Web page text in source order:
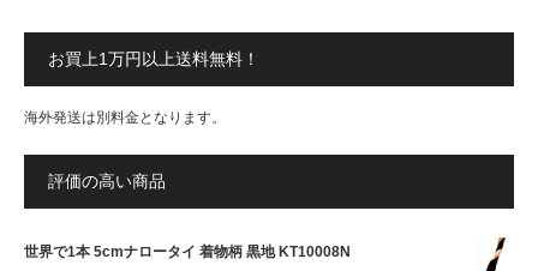
お買上1万円以上送料無料！
海外発送は別料金となります。
評価の高い商品
世界で1本 5cmナロータイ 着物柄 黒地 KT10008N